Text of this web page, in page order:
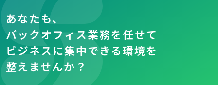
あなたも、
バックオフィス業務を任せて
ビジネスに集中できる環境を
整えませんか？